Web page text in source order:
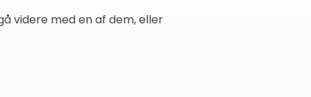
videre med en af dem, eller